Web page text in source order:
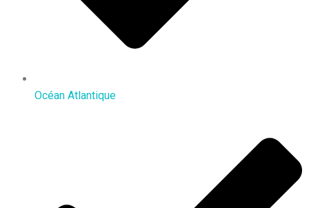
Océan Atlantique